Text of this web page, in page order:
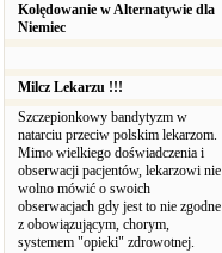
Kolędowanie w Alternatywie dla
Niemiec
Milcz Lekarzu !!!
Szczepionkowy bandytyzm w
natarciu przeciw polskim lekarzom.
Mimo wielkiego doświadczenia i
obserwacji pacjentów, lekarzowi nie
wolno mówić o swoich
obserwacjach gdy jest to nie zgodne
z obowiązującym, chorym,
systemem "opieki" zdrowotnej.